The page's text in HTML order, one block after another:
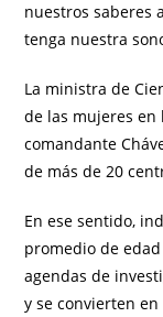
nuestros saberes
tenga nuestra
La ministra de
de las mujeres en
comandante
de más de 20
En ese sentido,
promedio de
agendas de
y se convierten en